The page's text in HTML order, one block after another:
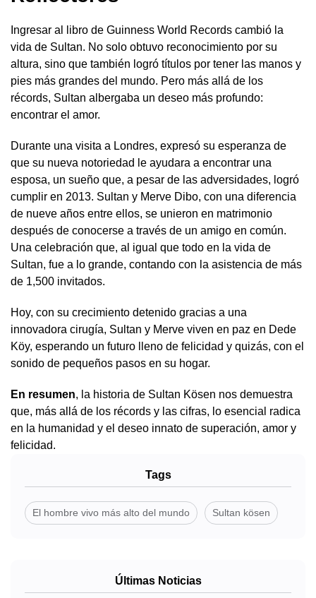
Ingresar al libro de Guinness World Records cambió la
vida de Sultan. No solo obtuvo reconocimiento por su
altura, sino que también logró títulos por tener las manos y
pies más grandes del mundo. Pero más allá de los
récords, Sultan albergaba un deseo más profundo:
encontrar el amor.
Durante una visita a Londres, expresó su esperanza de
que su nueva notoriedad le ayudara a encontrar una
esposa, un sueño que, a pesar de las adversidades, logró
cumplir en 2013. Sultan y Merve Dibo, con una diferencia
de nueve años entre ellos, se unieron en matrimonio
después de conocerse a través de un amigo en común.
Una celebración que, al igual que todo en la vida de
Sultan, fue a lo grande, contando con la asistencia de más
de 1,500 invitados.
Hoy, con su crecimiento detenido gracias a una
innovadora cirugía, Sultan y Merve viven en paz en Dede
Köy, esperando un futuro lleno de felicidad y quizás, con el
sonido de pequeños pasos en su hogar.
En resumen, la historia de Sultan Kösen nos demuestra
que, más allá de los récords y las cifras, lo esencial radica
en la humanidad y el deseo innato de superación, amor y
felicidad.
Tags
El hombre vivo más alto del mundo Sultan kösen
Últimas Noticias